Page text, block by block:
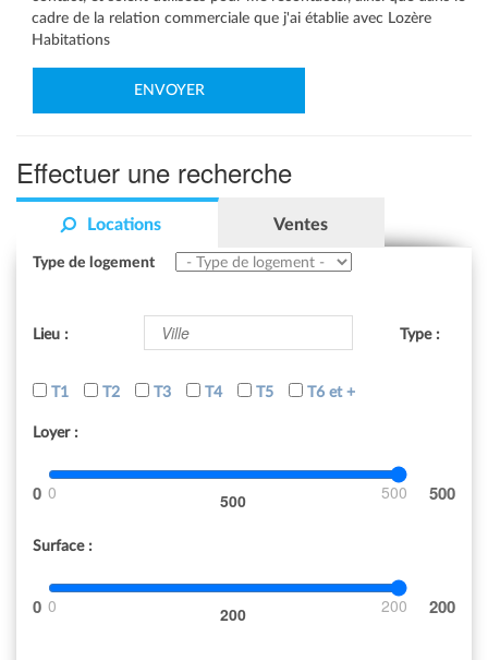
cadre de la relation commerciale que j'ai établie avec Lozère
Habitations
Effectuer une recherche
Locations Ventes
Type de logement
Lieu : Type :
T1 T2 T3 T4 T5 T6 et +
Loyer :
0 500 500
Surface :
0 200 200